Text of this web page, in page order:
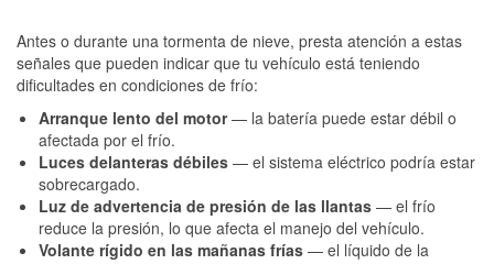
Antes o durante una tormenta de nieve, presta atención a estas
señales que pueden indicar que tu vehículo está teniendo
dificultades en condiciones de frío:
Arranque lento del motor— la batería puede estar débil o
afectada por el frío.
Luces delanteras débiles — el sistema eléctrico podría estar
sobrecargado.
Luz de advertencia de presión de las llantas — el frío
reduce la presión, lo que afecta el manejo del vehículo.
Volante rígido en las mañanas frías — el líquido de la